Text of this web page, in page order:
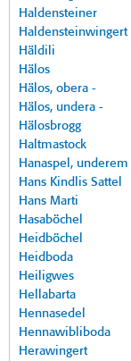
Haldensteiner
Haldensteinwingert
Häldili
Hälos
Hälos, obera -
Hälos, undera -
Hälosbrogg
Haltmastock
Hanaspel, underem
Hans Kindlis Sattel
Hans Marti
Hasaböchel
Heidböchel
Heidboda
Heiligwes
Hellabarta
Hennasedel
Hennawibliboda
Herawingert